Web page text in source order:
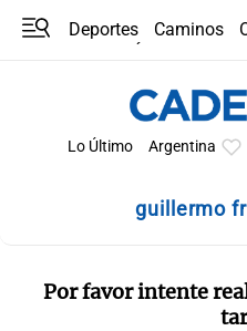
Deportes Caminos
Lo Último Argentina
guillermo
Por favor intente